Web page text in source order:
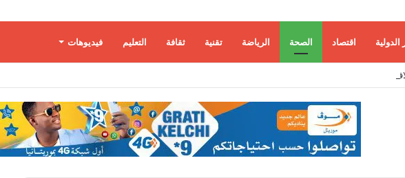
الدولية اقتصاد الصحة الرياضة تقنية ثقافة التعليم فيديوهات
الأمريكي ينمو 1.5% في الربع الثاني مع استمرار قوة الطلب المحلي